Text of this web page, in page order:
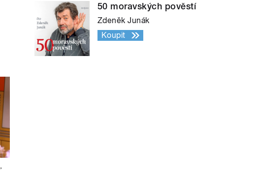
,
50 moravských pověstí
Zdeněk Junák
Koupit